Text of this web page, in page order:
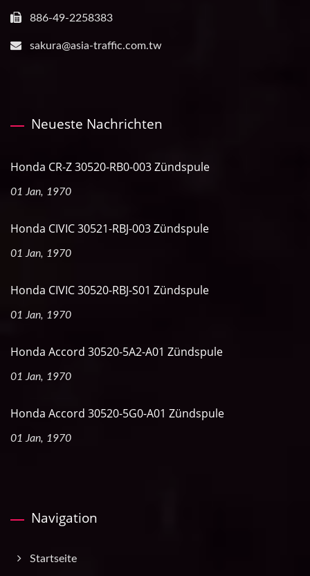
886-49-2258383
sakura@asia-traffic.com.tw
Neueste Nachrichten
Honda CR-Z 30520-RB0-003 Zündspule
01 Jan, 1970
Honda CIVIC 30521-RBJ-003 Zündspule
01 Jan, 1970
Honda CIVIC 30520-RBJ-S01 Zündspule
01 Jan, 1970
Honda Accord 30520-5A2-A01 Zündspule
01 Jan, 1970
Honda Accord 30520-5G0-A01 Zündspule
01 Jan, 1970
Navigation
Startseite